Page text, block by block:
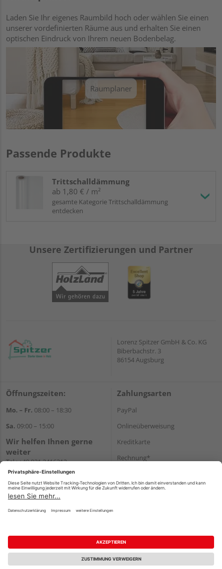
Laden Sie Ihr eigenes Raumbild hoch oder wählen Sie einen
unserer vordefinierten Räume aus und erhalten Sie einen
optischen Eindruck von Ihrem neuen Bodenbelag.
Raumplaner
Passende Produkte
Trittschalldämmung
ab 1,80 € / m²
gesamte Kategorie Trittschalldämmung
entdecken
Unsere Zertifizierungen und Partner
Lorenz Spitzer GmbH & Co. KG
Biberbachstr. 3
86154 Augsburg
Öffnungszeiten:
Mo. – Fr. 08:00 – 18:30
Sa. 09:00 – 15:00
Wir helfen Ihnen gerne
weiter
Tel.:+49 821 2416212
E-Mail:verwaltung@spitzer-
augsburg.de
Zahlungsarten
PayPal
Onlineüberweisung
Kreditkarte
Rechnung*
Versand
Impressum AGB Widerruf
Datenschutz
Reservierungsbedingungen
Vertrag widerrufen